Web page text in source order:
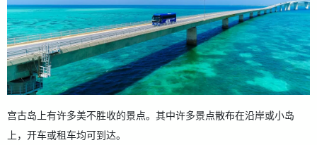
宫古岛上有许多美不胜收的景点。其中许多景点散布在沿岸或小岛
上，开车或租车均可到达。